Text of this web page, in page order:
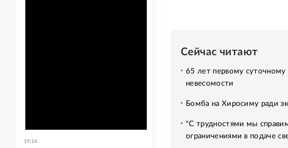
Сейчас читают
65 лет первому суточному
невесомости
Бомба на Хиросиму ради
"С трудностями мы
ограничениями в подаче
19:16